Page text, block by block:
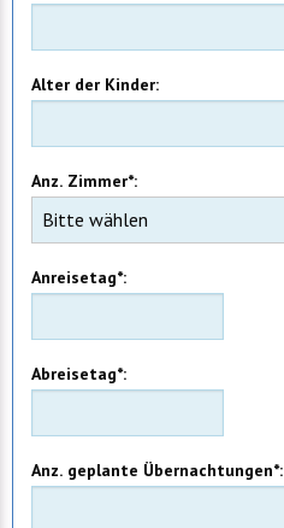
Alter der Kinder:
Anz. Zimmer*:
Anreisetag*:
Abreisetag*:
Anz. geplante Übernachtungen*: